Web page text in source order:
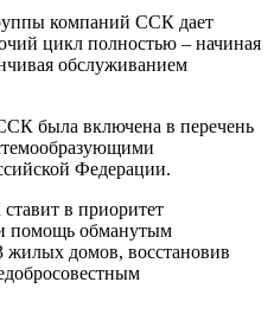
компаний ССК дает
цикл полностью – начиная
обслуживанием
была включена в перечень
Федерации.
в приоритет
помощь обманутым
домов, восстановив